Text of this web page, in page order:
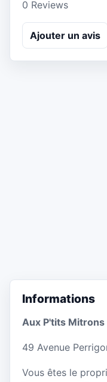
0 Reviews
Ajouter un avis
Informations
Aux P'tits Mitrons
49 Avenue
Vous êtes le